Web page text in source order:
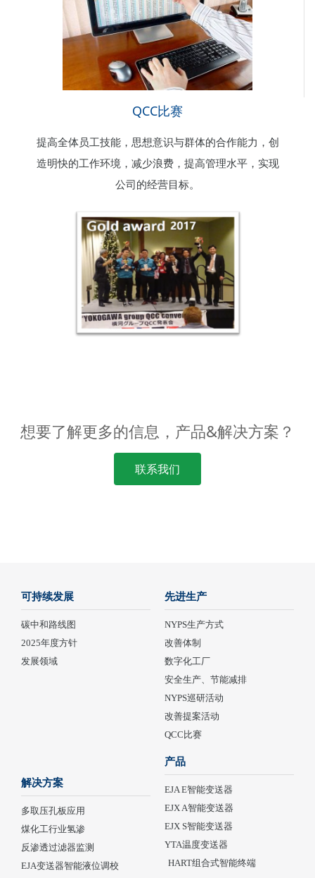
QCC比赛
提高全体员工技能，思想意识与群体的合作能力，创
造明快的工作环境，减少浪费，提高管理水平，实现
公司的经营目标。
想要了解更多的信息，产品&解决方案？
联系我们
可持续发展
碳中和路线图
2025年度方针
发展领域
先进生产
NYPS生产方式
改善体制
数字化工厂
安全生产、节能减排
NYPS巡研活动
改善提案活动
QCC比赛
解决方案
多取压孔板应用
煤化工行业氢渗
反渗透过滤器监测
EJA变送器智能液位调校
产品
EJA E智能变送器
EJX A智能变送器
EJX S智能变送器
YTA温度变送器
HART组合式智能终端